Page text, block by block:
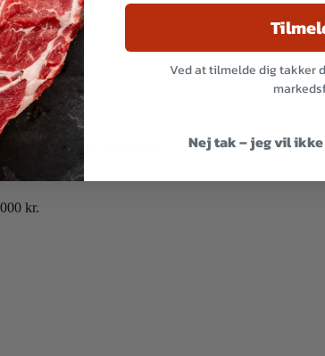
aktuelle pris er: 255,00 kr..
kr.
Ved at tilmelde dig takker
Nej tak – jeg vil